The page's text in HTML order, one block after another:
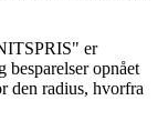
er
besparelser opnået
den radius, hvorfra